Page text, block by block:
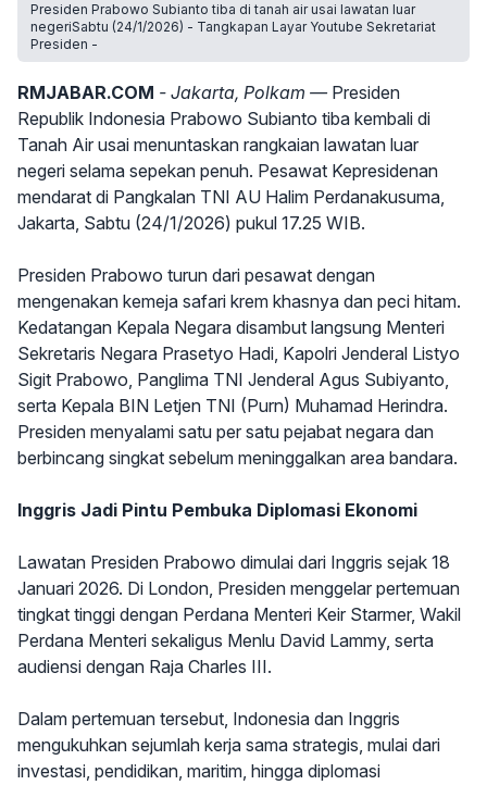
Presiden Prabowo Subianto tiba di tanah air usai lawatan luar
negeriSabtu (24/1/2026) - Tangkapan Layar Youtube Sekretariat
Presiden -
RMJABAR.COM - Jakarta, Polkam —Presiden
Republik Indonesia Prabowo Subianto tiba kembali di
Tanah Air usai menuntaskan rangkaian lawatan luar
negeri selama sepekan penuh. Pesawat Kepresidenan
mendarat di Pangkalan TNI AU Halim Perdanakusuma,
Jakarta, Sabtu (24/1/2026) pukul 17.25 WIB.
Presiden Prabowo turun dari pesawat dengan
mengenakan kemeja safari krem khasnya dan peci hitam.
Kedatangan Kepala Negara disambut langsung Menteri
Sekretaris Negara Prasetyo Hadi, Kapolri Jenderal Listyo
Sigit Prabowo, Panglima TNI Jenderal Agus Subiyanto,
serta Kepala BIN Letjen TNI (Purn) Muhamad Herindra.
Presiden menyalami satu per satu pejabat negara dan
berbincang singkat sebelum meninggalkan area bandara.
Inggris Jadi Pintu Pembuka Diplomasi Ekonomi
Lawatan Presiden Prabowo dimulai dari Inggris sejak 18
Januari 2026. Di London, Presiden menggelar pertemuan
tingkat tinggi dengan Perdana Menteri Keir Starmer, Wakil
Perdana Menteri sekaligus Menlu David Lammy, serta
audiensi dengan Raja Charles III.
Dalam pertemuan tersebut, Indonesia dan Inggris
mengukuhkan sejumlah kerja sama strategis, mulai dari
investasi, pendidikan, maritim, hingga diplomasi